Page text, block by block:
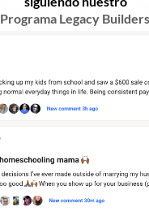
Programa Legacy